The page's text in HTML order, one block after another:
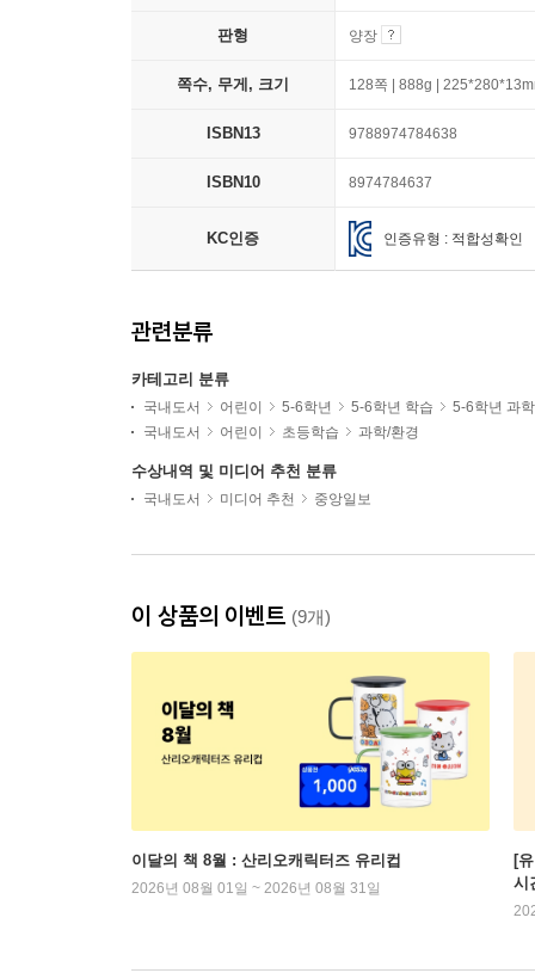
판형 양장
쪽수, 무게, 크기 128쪽 | 888g |
ISBN13 9788974784638
ISBN10 8974784637
KC인증 인증유형 : 적합성확인
관련분류
카테고리 분류
국내도서 어린이 5-6학년 5-6학년 학습
5-6학년 과
국내도서
어린이 초등학습 과학/환경
수상내역 및 미디어 추천 분류
국내도서 미디어 추천 중앙일보
이 상품의 이벤트 (9개)
이달의 책 8월 : 산리오캐릭터즈 유리컵
2026년 08월 01일 ~ 2026년 08월 31일
[
시